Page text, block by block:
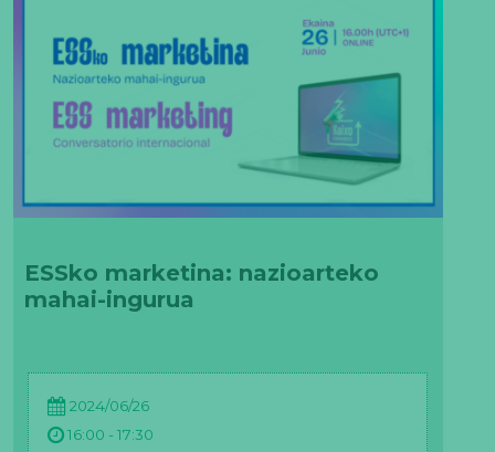
ESSko marketina: nazioarteko
mahai-ingurua
2024/06/26
16:00 - 17:30